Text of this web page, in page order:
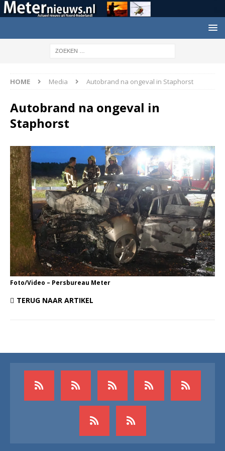
HOME Media Autobrand na ongeval in Staphorst
Autobrand na ongeval in
Staphorst
Foto/Video – Persbureau Meter
TERUG NAAR ARTIKEL